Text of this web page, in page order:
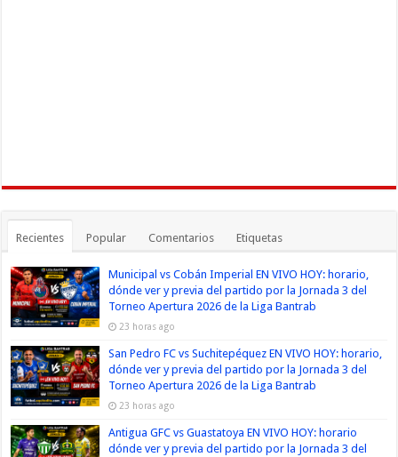
Recientes Popular Comentarios Etiquetas
Municipal vs Cobán Imperial EN VIVO HOY: horario,
dónde ver y previa del partido por la Jornada 3 del
Torneo Apertura 2026 de la Liga Bantrab
23 horas ago
San Pedro FC vs Suchitepéquez EN VIVO HOY: horario,
dónde ver y previa del partido por la Jornada 3 del
Torneo Apertura 2026 de la Liga Bantrab
23 horas ago
Antigua GFC vs Guastatoya EN VIVO HOY: horario
dónde ver y previa del partido por la Jornada 3 del